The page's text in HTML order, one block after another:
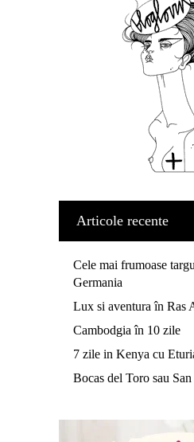
Articole recente
Cele mai frumoase
Germania
Lux si aventura în Ras
Cambodgia în 10 zile
7 zile in Kenya cu
Bocas del Toro sau